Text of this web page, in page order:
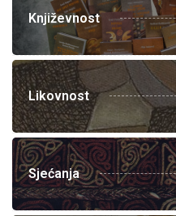
Književnost
Likovnost
Sjećanja